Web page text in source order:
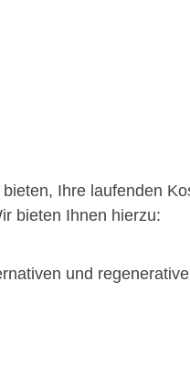
Ihre laufenden
bieten Ihnen hierzu:
und